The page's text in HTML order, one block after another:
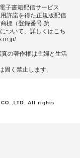
子書籍配信サービス
許諾を得た正規版配信
標（登録番号 第
ついて、詳しくはこち
の著作権は主婦と⽣活
く禁⽌します。
CO.,LTD. All rights